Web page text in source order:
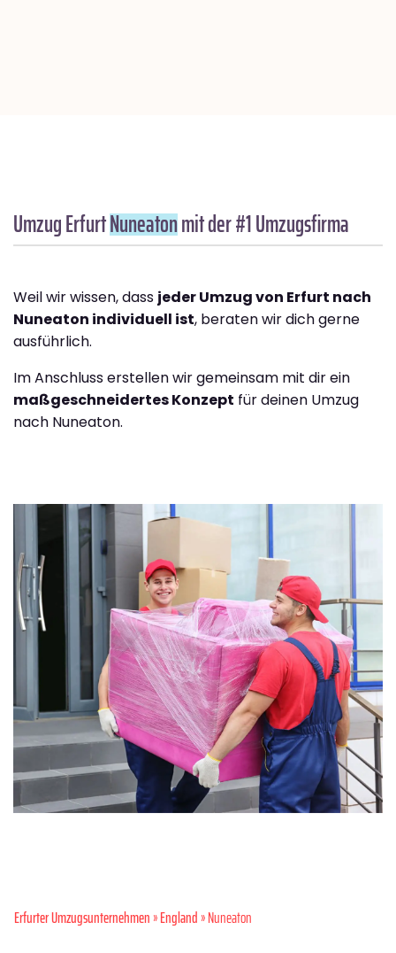
Umzug ErfurtNuneatonmit der #1 Umzugsfirma
Weil wir wissen, dass jeder Umzug von Erfurt nach
Nuneaton individuell ist, beraten wir dich gerne
ausführlich.
Im Anschluss erstellen wir gemeinsam mit dir ein
maßgeschneidertes Konzept für deinen Umzug
nach Nuneaton.
Erfurter Umzugsunternehmen»England» Nuneaton